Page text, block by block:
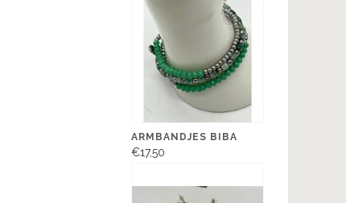
ARMBANDJES BIBA
€17,50